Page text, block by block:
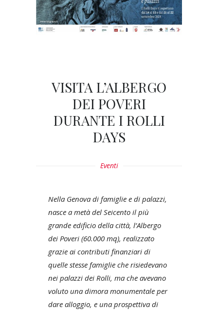
VISITA L’ALBERGO
DEI POVERI
DURANTE I ROLLI
DAYS
Eventi
Nella Genova di famiglie e di palazzi,
nasce a metà del Seicento il più
grande edificio della città, l’Albergo
dei Poveri (60.000 mq), realizzato
grazie ai contributi finanziari di
quelle stesse famiglie che risiedevano
nei palazzi dei Rolli, ma che avevano
voluto una dimora monumentale per
dare alloggio, e una prospettiva di